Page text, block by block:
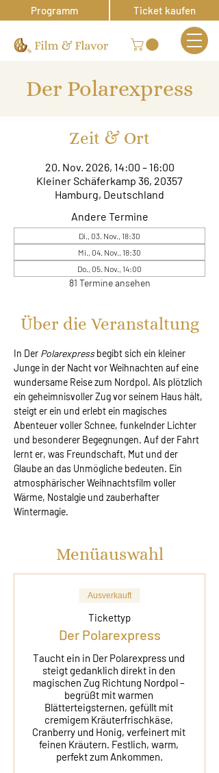
Programm Ticket kaufen
Der Polarexpress
Zeit & Ort
20. Nov. 2026, 14:00 – 16:00
Kleiner Schäferkamp 36, 20357
Hamburg, Deutschland
Andere Termine
Di., 03. Nov., 18:30
Mi., 04. Nov., 18:30
Do., 05. Nov., 14:00
81 Termine ansehen
Über die Veranstaltung
In Der Polarexpress begibt sich ein kleiner
Junge in der Nacht vor Weihnachten auf eine
wundersame Reise zum Nordpol. Als plötzlich
ein geheimnisvoller Zug vor seinem Haus hält,
steigt er ein und erlebt ein magisches
Abenteuer voller Schnee, funkelnder Lichter
und besonderer Begegnungen. Auf der Fahrt
lernt er, was Freundschaft, Mut und der
Glaube an das Unmögliche bedeuten. Ein
atmosphärischer Weihnachtsfilm voller
Wärme, Nostalgie und zauberhafter
Wintermagie.
Menüauswahl
Ausverkauft
Tickettyp
Der Polarexpress
Taucht ein in Der Polarexpress und
steigt gedanklich direkt in den
magischen Zug Richtung Nordpol –
begrüßt mit warmen
Blätterteigsternen, gefüllt mit
cremigem Kräuterfrischkäse,
Cranberry und Honig, verfeinert mit
feinen Kräutern. Festlich, warm,
perfekt zum Ankommen.